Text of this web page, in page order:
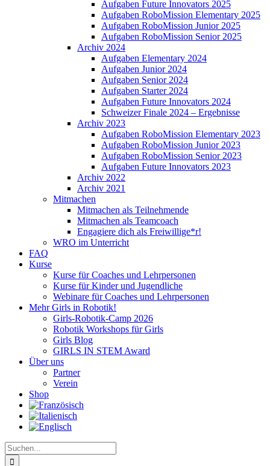
Aufgaben Future Innovators 2025
Aufgaben RoboMission Elementary 2025
Aufgaben RoboMission Junior 2025
Aufgaben RoboMission Senior 2025
Archiv 2024
Aufgaben Elementary 2024
Aufgaben Junior 2024
Aufgaben Senior 2024
Aufgaben Starter 2024
Aufgaben Future Innovators 2024
Schweizer Finale 2024 – Ergebnisse
Archiv 2023
Aufgaben RoboMission Elementary 2023
Aufgaben RoboMission Junior 2023
Aufgaben RoboMission Senior 2023
Aufgaben Future Innovators 2023
Archiv 2022
Archiv 2021
Mitmachen
Mitmachen als Teilnehmende
Mitmachen als Teamcoach
Engagiere dich als Freiwillige*r!
WRO im Unterricht
FAQ
Kurse
Kurse für Coaches und Lehrpersonen
Kurse für Kinder und Jugendliche
Webinare für Coaches und Lehrpersonen
Mehr Girls in Robotik!
Girls-Robotik-Camp 2026
Robotik Workshops für Girls
Girls Blog
GIRLS IN STEM Award
Über uns
Partner
Verein
Shop
Suche
nach: